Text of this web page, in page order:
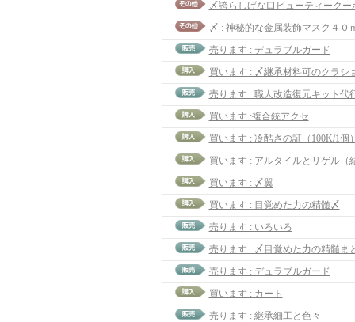
〆誇らしげな口ビューティークー
〆 : 神秘的な金属装飾マスク４０
売ります : デュラブルガード
買います : 〆継承材料可のクラシ
売ります : 職人改造復元キット代
買います :複合銃アクセ
買います : 冷酷さの証（100K/1個
買います : 〆翼
買います : 目覚めた力の精髄〆
売ります : いろいろ
売ります : デュラブルガード
買います : カート
売ります : 継承細工と色々